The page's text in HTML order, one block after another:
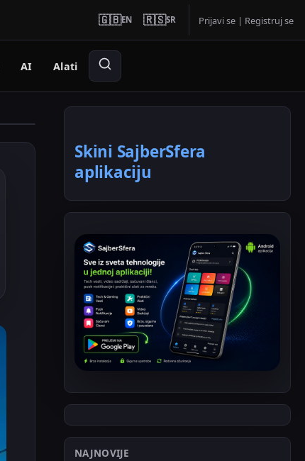
🇬🇧EN 🇷🇸SR Prijavi se | Registruj se
AI Alati
Skini SajberSfera
aplikaciju
NAJNOVIJE